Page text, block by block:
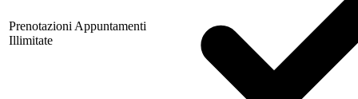
Prenotazioni Appuntamenti
Illimitate